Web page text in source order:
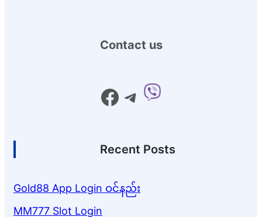
Contact us
Facebook Telegram
Recent Posts
Gold88 App Login ဝင်နည်း
MM777 Slot Login